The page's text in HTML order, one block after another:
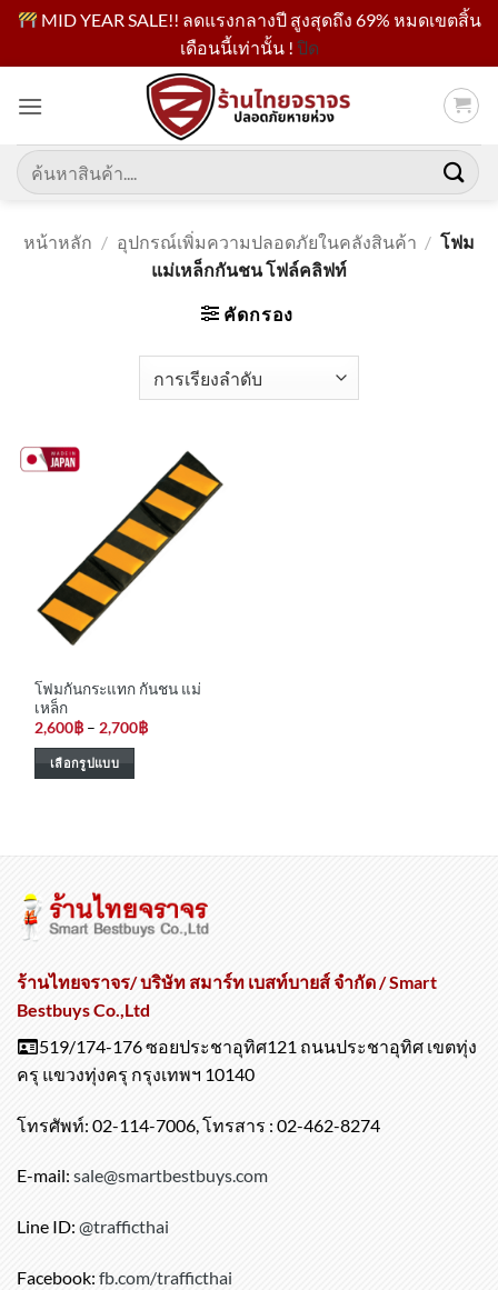
MID YEAR SALE!! ลดแรงกลางปี สูงสุดถึง 69% หมดเขตสิ้น
เดือนนี้เท่านั้น ! ปิด
เนื้อหา
ค้นหา:
หน้าหลัก / อุปกรณ์เพิ่มความปลอดภัยในคลังสินค้า / โฟม
แม่เหล็กกันชน โฟล์คลิฟท์
คัดกรอง
โฟมกันกระแทก กันชน แม่
เหล็ก
2,600฿ – 2,700฿Price
เลือกรูปแบบ
multiple
The
options
be
on
the
product
page
ร้านไทยจราจร/ บริษัท สมาร์ท เบสท์บายส์ จำกัด / Smart
Bestbuys Co.,Ltd
519/174-176 ซอยประชาอุทิศ121 ถนนประชาอุทิศ เขตทุ่ง
ครุ แขวงทุ่งครุ กรุงเทพฯ 10140
โทรศัพท์: 02-114-7006, โทรสาร : 02-462-8274
E-mail: sale@smartbestbuys.com
Line ID: @trafficthai
Facebook: fb.com/trafficthai